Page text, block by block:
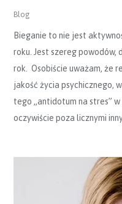
Blog
Bieganie to nie jest
roku. Jest szereg powodów,
rok. Osobiście uważam, że
jakość życia psychicznego,
tego „antidotum na stres”
oczywiście poza licznymi